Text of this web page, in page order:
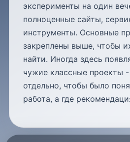
эксперименты на один
полноценные сайты,
инструменты. Основные
закреплены выше, чтобы
найти. Иногда здесь
чужие классные проекты
отдельно, чтобы было
работа, а где